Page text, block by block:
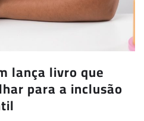
lança livro que
para a inclusão